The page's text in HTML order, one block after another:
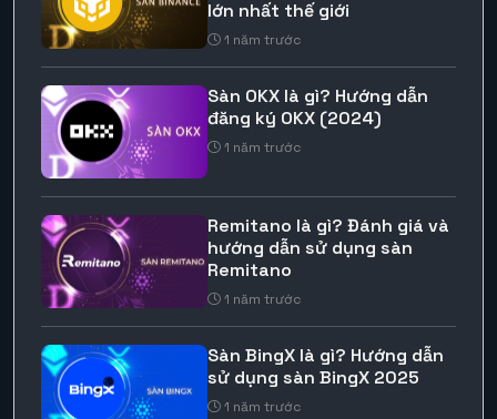
lớn nhất thế giới
1 năm trước
Sàn OKX là gì? Hướng dẫn
đăng ký OKX (2024)
1 năm trước
Remitano là gì? Đánh giá và
hướng dẫn sử dụng sàn
Remitano
1 năm trước
Sàn BingX là gì? Hướng dẫn
sử dụng sàn BingX 2025
1 năm trước